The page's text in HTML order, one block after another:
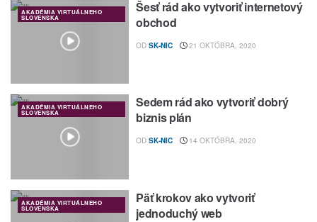
AKADÉMIA VIRTUÁLNEHO
SLOVENSKA
Šesť rád ako vytvoriť internetový
obchod
OD SK-NIC 21 OKTÓBRA, 2020
AKADÉMIA VIRTUÁLNEHO
SLOVENSKA
Sedem rád ako vytvoriť dobrý
biznis plán
OD SK-NIC 14 OKTÓBRA, 2020
AKADÉMIA VIRTUÁLNEHO
SLOVENSKA
Päť krokov ako vytvoriť
jednoduchý web